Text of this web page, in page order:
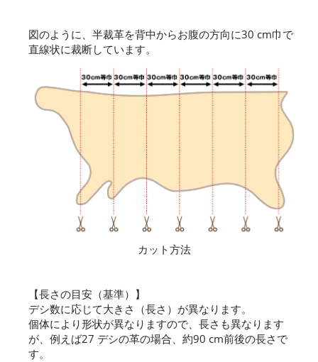
図のように、半裁革を背中からお腹の方向に30 cm巾で
直線状に裁断しています。
カット方法
【長さの目安（基準）】
デシ数に応じて大きさ（長さ）が異なります。
個体により形状が異なりますので、長さも異なります
が、例えば27 デシの革の場合、約90 cm前後の長さで
す。